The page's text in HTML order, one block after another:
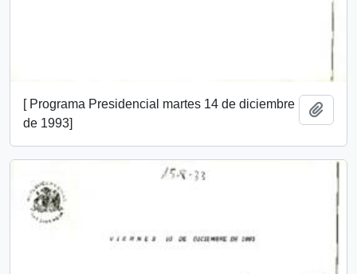
[ Programa Presidencial martes 14 de diciembre
de 1993]